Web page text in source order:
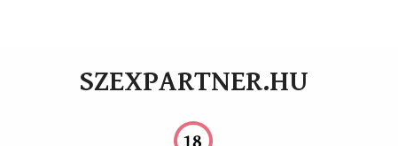
SZEXPARTNER.HU